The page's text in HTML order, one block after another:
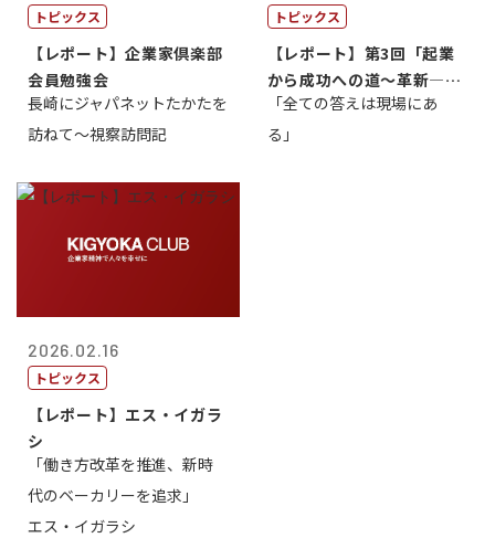
トピックス
【レポート】企業家倶楽部
会員勉強会
長崎にジャパネットたかたを
訪ねて～視察訪問記
トピックス
【レポート】第3回「起業
から成功への道～革新―挑
戦の先にある...
「全ての答えは現場にあ
る」
2026.02.16
トピックス
【レポート】エス・イガラ
シ
「働き方改革を推進、新時
代のベーカリーを追求」
エス・イガラシ